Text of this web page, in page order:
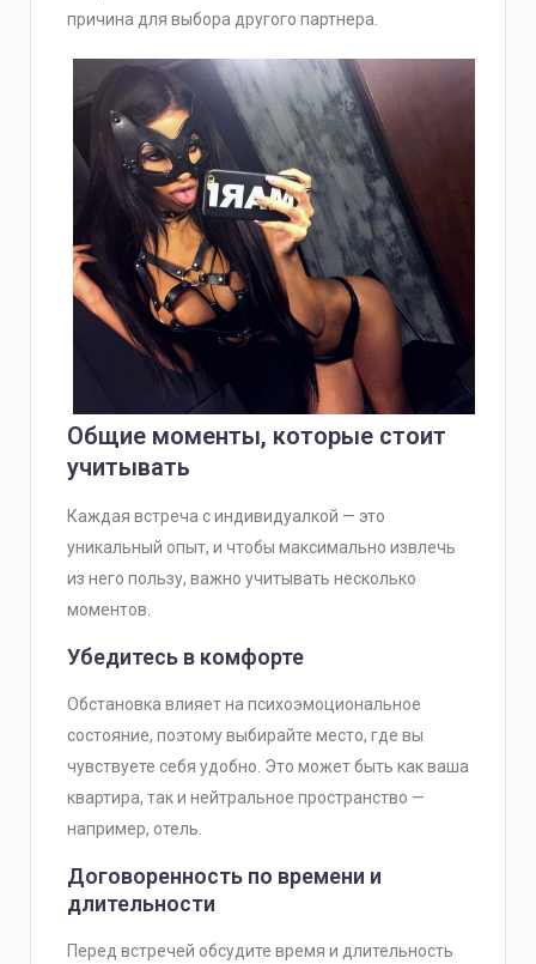
причина для выбора другого партнера.
Общие моменты, которые стоит
учитывать
Каждая встреча с индивидуалкой — это
уникальный опыт, и чтобы максимально извлечь
из него пользу, важно учитывать несколько
моментов.
Убедитесь в комфорте
Обстановка влияет на психоэмоциональное
состояние, поэтому выбирайте место, где вы
чувствуете себя удобно. Это может быть как ваша
квартира, так и нейтральное пространство —
например, отель.
Договоренность по времени и
длительности
Перед встречей обсудите время и длительность